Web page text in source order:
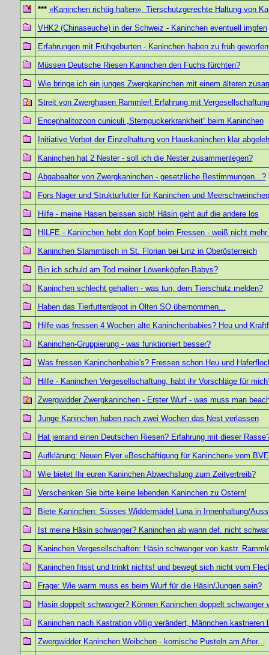
*** «Kaninchen richtig halten», Tierschutzgerechte Haltung von
VHK2 (Chinaseuche) in der Schweiz - Kaninchen eventuell impfen
Erfahrungen mit Frühgeburten - Kaninchen haben zu früh geworfen
Müssen Deutsche Riesen Kaninchen den Fuchs fürchten?
Wie bringe ich ein junges Zwergkaninchen mit einem älteren
Streit von Zwerghasen Rammler! Erfahrung mit
Encephalitozoon cuniculi „Sternguckerkrankheit“ beim Kaninchen
Initiative Verbot der Einzelhaltung von Hauskaninchen klar
Kaninchen hat 2 Nester - soll ich die Nester zusammenlegen?
Abgabealter von Zwergkaninchen - gesetzliche Bestimmungen...?
Fors Nager und Strukturfutter für Kaninchen und Meerschweinchen
Hilfe - meine Hasen beissen sich! Häsin geht auf die andere los
HILFE - Kaninchen hebt den Kopf beim Fressen - weiß nicht mehr
Kaninchen Stammtisch in St. Florian bei Linz in Oberösterreich
Bin ich schuld am Tod meiner Löwenköpfen-Babys?
Kaninchen schlecht gehalten - was tun, dem Tierschutz melden?
Haben das Tierfutterdepot in Olten SO übernommen...
Hilfe was fressen 4 Wochen alte Kaninchenbabies? Heu und
Kaninchen-Gruppierung - was funktioniert besser?
Was fressen Kaninchenbabie's? Fressen schon Heu und
Hilfe - Kaninchen Vergesellschaftung, habt ihr Vorschläge für
Zwergwidder Zwergkaninchen - Erster Wurf - was muss man
Junge Kaninchen haben nach zwei Wochen das Nest verlassen
Hat jemand einen Deutschen Riesen? Erfahrung mit dieser
Aufklärung: Neuen Flyer «Beschäftigung für Kaninchen» vom
Wie bietet Ihr euren Kaninchen Abwechslung zum Zeitvertreib?
Verschenken Sie bitte keine lebenden Kaninchen zu Ostern!
Biete Kaninchen: Süsses Widdermädel Luna in Innenhaltung/
Ist meine Häsin schwanger? Kaninchen ab wann def. nicht
Kaninchen Vergesellschaften: Häsin schwanger von kastr.
Kaninchen frisst und trinkt nichts! und bewegt sich nicht vom
Frage: Wie warm muss es beim Wurf für die Häsin/Jungen sein?
Häsin doppelt schwanger? Können Kaninchen doppelt schwanger
Kaninchen nach Kastration völlig verändert, Männchen kastrieren
Zwergwidder Kaninchen Weibchen - komische Pusteln am After...